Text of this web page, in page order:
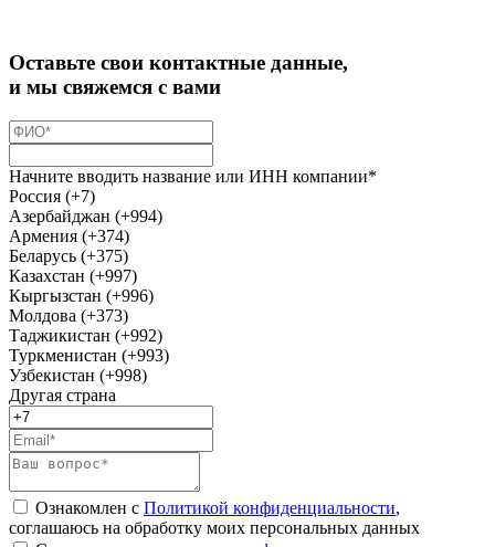
Оставьте свои контактные данные,
и мы свяжемся с вами
Начните вводить название или ИНН компании*
Россия (+7)
Азербайджан (+994)
Армения (+374)
Беларусь (+375)
Казахстан (+997)
Кыргызстан (+996)
Молдова (+373)
Таджикистан (+992)
Туркменистан (+993)
Узбекистан (+998)
Другая страна
Ознакомлен с Политикой конфиденциальности,
соглашаюсь на обработку моих персональных данных